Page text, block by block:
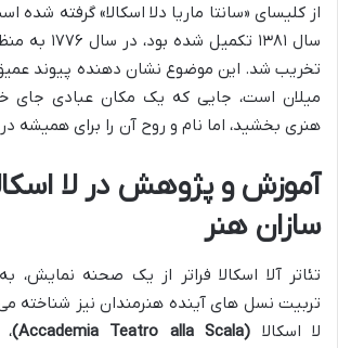
از کلیسای «سانتا ماریا دلا اسکالا» گرفته شده
سال ۱۳۸۱
تخریب شد. این موضوع نشان دهنده پیوند
میلان است، جایی که یک مکان عبادی جای
هنری بخشید، اما نام و روح آن را برای همیشه
آموزش و پژوهش در لا
سازان هنر
تئاتر آلا اسکالا فراتر از یک صحنه نمایش،
تربیت نسل های آینده هنرمندان نیز شناخته
لا اسکالا (Accademia Teatro alla Scala)